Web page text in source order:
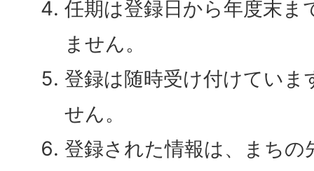
任期は登録日から年度末ま
ません。
登録は随時受け付けてい
せん。
登録された情報は、まち